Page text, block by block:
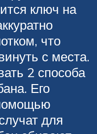
ключ на
что
с места.
2 способа
Его
для